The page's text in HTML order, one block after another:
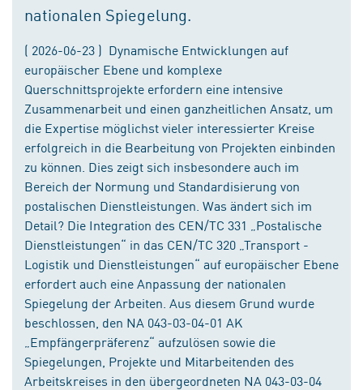
nationalen Spiegelung.
( 2026-06-23 ) Dynamische Entwicklungen auf
europäischer Ebene und komplexe
Querschnittsprojekte erfordern eine intensive
Zusammenarbeit und einen ganzheitlichen Ansatz, um
die Expertise möglichst vieler interessierter Kreise
erfolgreich in die Bearbeitung von Projekten einbinden
zu können. Dies zeigt sich insbesondere auch im
Bereich der Normung und Standardisierung von
postalischen Dienstleistungen. Was ändert sich im
Detail? Die Integration des CEN/TC 331 „Postalische
Dienstleistungen“ in das CEN/TC 320 „Transport -
Logistik und Dienstleistungen“ auf europäischer Ebene
erfordert auch eine Anpassung der nationalen
Spiegelung der Arbeiten. Aus diesem Grund wurde
beschlossen, den NA 043-03-04-01 AK
„Empfängerpräferenz“ aufzulösen sowie die
Spiegelungen, Projekte und Mitarbeitenden des
Arbeitskreises in den übergeordneten NA 043-03-04